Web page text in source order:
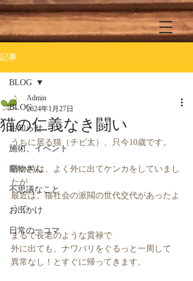
記事
BLOG
お知らせ
施術、イベント
動物さん
不思議なこと
お出かけ
日常の一コマ
BLOG
猫の仁義なき闘い
Admin
2024年1月27日
うちに居る猫（チビ太）、只今10歳です。
若い時は、よく外に出てケンカをしていまし
たが
最近は、猫社会の派閥の世代交代があったよ
うで
まるで長老のような貫禄で
外に出ても、ナワバリをぐるっと一周して
異常なし！とすぐに帰ってきます。